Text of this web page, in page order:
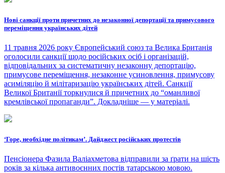
Нові санкції проти причетних до незаконної депортації та примусового
переміщення українських дітей
11 травня 2026 року Європейський союз та Велика Британія
оголосили санкції щодо російських осіб і організацій,
відповідальних за систематичну незаконну депортацію,
примусове переміщення, незаконне усиновлення, примусову
асиміляцію й мілітаризацію українських дітей. Санкції
Великої Британії торкнулися й причетних до “оманливої
кремлівської пропаганди”. Докладніше — у матеріалі.
‘Горе, необхідне політикам’. Дайджест російських протестів
Пенсіонера Фазила Валіахметова відправили за ґрати на шість
років за кілька антивоєнних постів татарською мовою.